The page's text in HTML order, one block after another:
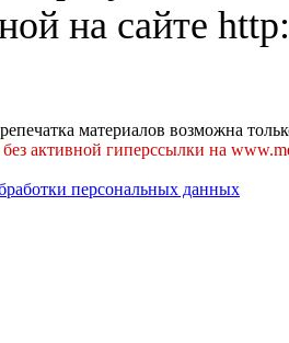
на сайте
материалов возможна
активной гиперссылки на
персональных данных